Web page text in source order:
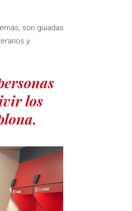
son guiadas
y
los
.